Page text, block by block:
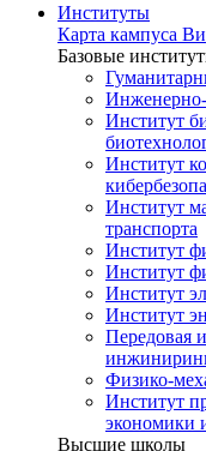
Институты
Карта кампуса
Базовые
Инженерно-
Институт
Институт
Институт
транспорта
Институт
Институт
Институт
Институт
Передовая
Физико-
Институт
экономики
Высшие школы